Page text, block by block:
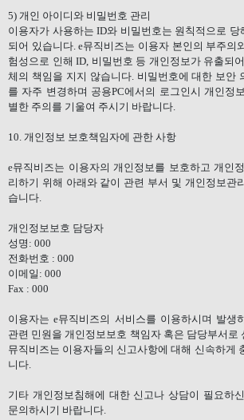
5) 개인 아이디와 비밀번호 관리
이용자가 사용하는 ID와 비밀번호는 원칙적으로 당
되어 있습니다. e뮤직비즈는 이용자 본인의 부주의
험성으로 인해 ID, 비밀번호 등 개인정보가 유출되
체의 책임을 지지 않습니다. 비밀번호에 대한 보안
를 자주 변경하며 공용PC에서의 로그인시 개인정
별한 주의를 기울여 주시기 바랍니다.
10. 개인정보 보호책임자에 관한 사항
e뮤직비즈는 이용자의 개인정보를 보호하고 개인
리하기 위해 아래와 같이 관련 부서 및 개인정보관
습니다.
개인정보보호 담당자
성명 : 000
전화번호 : 000
이메일 : 000
Fax : 000
이용자는 e뮤직비즈의 서비스를 이용하시며 발생
관련 민원을 개인정보보호 책임자 혹은 담당부서로
뮤직비즈는 이용자들의 신고사항에 대해 신속하게
니다.
기타 개인정보침해에 대한 신고나 상담이 필요하
문의하시기 바랍니다.